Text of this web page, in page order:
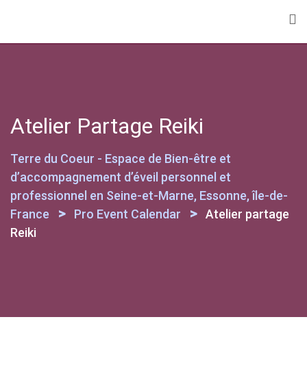
content
Atelier Partage Reiki
Terre du Coeur - Espace de Bien-être et
d’accompagnement d’éveil personnel et
professionnel en Seine-et-Marne, Essonne, île-de-
France
> Pro Event Calendar > Atelier partage
Reiki